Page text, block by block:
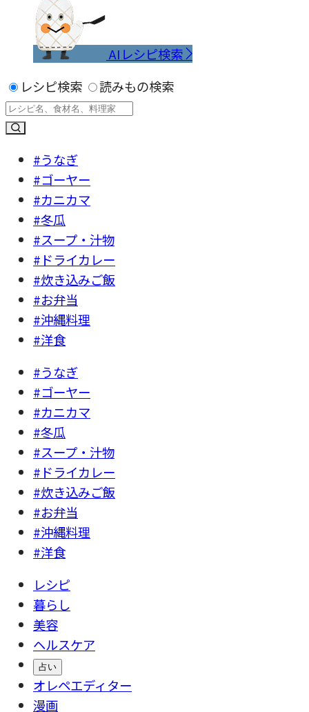
AIレシピ検索
レシピ検索
読みもの検索
#うなぎ
#ゴーヤー
#カニカマ
#冬瓜
#スープ・汁物
#ドライカレー
#炊き込みご飯
#お弁当
#沖縄料理
#洋食
#うなぎ
#ゴーヤー
#カニカマ
#冬瓜
#スープ・汁物
#ドライカレー
#炊き込みご飯
#お弁当
#沖縄料理
#洋食
レシピ
暮らし
美容
ヘルスケア
占い
オレペエディター
漫画